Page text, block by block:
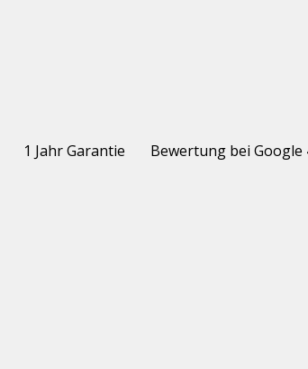
1 Jahr Garantie Bewertung bei Google